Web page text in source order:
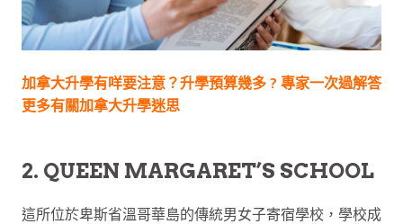
加拿大升學有咩要注意？升學預算幾多 ? 專家一次過解答
更多有關加拿大升學迷思
2. QUEEN MARGARET’S SCHOOL
這所位於卑斯省溫哥華島的傳統男女子寄宿學校，學校成